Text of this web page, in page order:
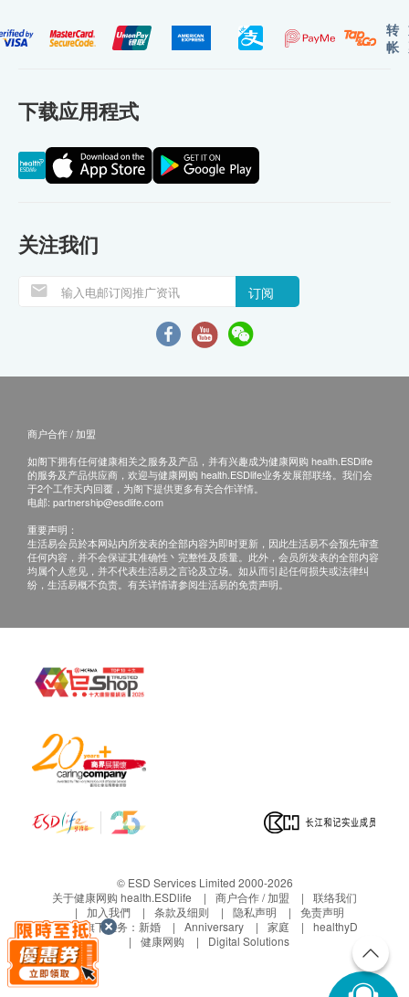
转
帐
下载应用程式
关注我们
订阅
商户合作 / 加盟
如阁下拥有任何健康相关之服务及产品，并有兴趣成为健康网购 health.ESDlife
的服务及产品供应商，欢迎与健康网购 health.ESDlife业务发展部联络。我们会
于2个工作天内回覆，为阁下提供更多有关合作详情。
电邮: partnership@esdlife.com
重要声明：
生活易会员於本网站内所发表的全部内容为即时更新，因此生活易不会预先审查
任何内容，并不会保证其准确性丶完整性及质量。此外，会员所发表的全部内容
均属个人意见，并不代表生活易之言论及立场。如从而引起任何损失或法律纠
纷，生活易概不负责。有关详情请参阅生活易的免责声明。
© ESD Services Limited 2000-2026
关于健康网购 health.ESDlife
商户合作 / 加盟
联络我们
加入我們
条款及细则 隐私声明
免责声明
生活易旗下业务： 新婚 Anniversary 家庭
healthyD
健康网购
Digital Solutions